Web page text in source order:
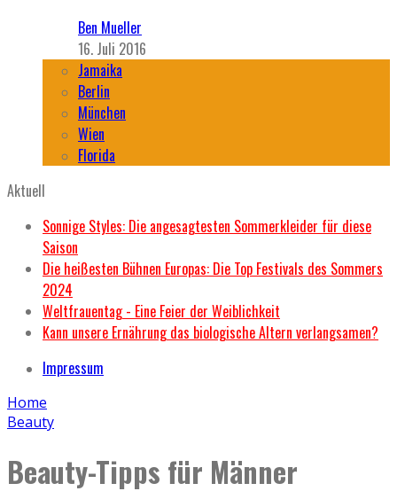
Ben Mueller
16. Juli 2016
Jamaika
Berlin
München
Wien
Florida
Aktuell
Sonnige Styles: Die angesagtesten Sommerkleider für diese
Saison
Die heißesten Bühnen Europas: Die Top Festivals des Sommers
2024
Weltfrauentag - Eine Feier der Weiblichkeit
Kann unsere Ernährung das biologische Altern verlangsamen?
Impressum
Home
Beauty
Beauty-Tipps für Männer